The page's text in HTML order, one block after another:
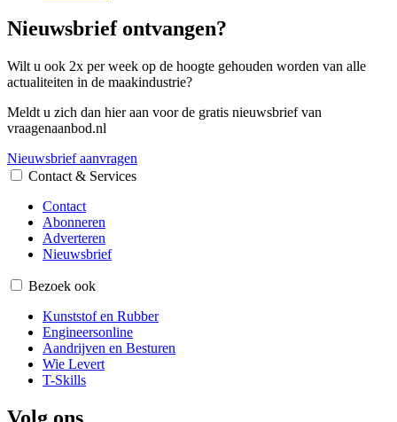
Nieuwsbrief ontvangen?
Wilt u ook 2x per week op de hoogte gehouden worden van alle
actualiteiten in de maakindustrie?
Meldt u zich dan hier aan voor de gratis nieuwsbrief van
vraagenaanbod.nl
Nieuwsbrief aanvragen
Contact & Services
Contact
Abonneren
Adverteren
Nieuwsbrief
Bezoek ook
Kunststof en Rubber
Engineersonline
Aandrijven en Besturen
Wie Levert
T-Skills